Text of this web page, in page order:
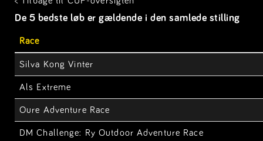
De 5 bedste løb er gældende i den samlede stilling
Race
Silva Kong Vinter
Als Extreme
Oure Adventure Race
DM Challenge: Ry Outdoor Adventure Race